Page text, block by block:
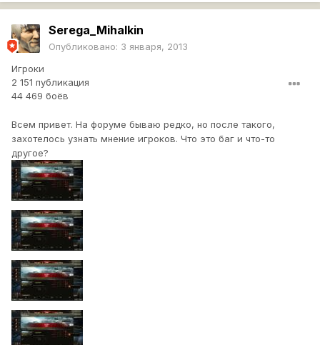
Serega_Mihalkin
Опубликовано: 3 января, 2013
Игроки
2 151 публикация
44 469 боёв
Всем привет. На форуме бываю редко, но после такого,
захотелось узнать мнение игроков. Что это баг и что-то
другое?